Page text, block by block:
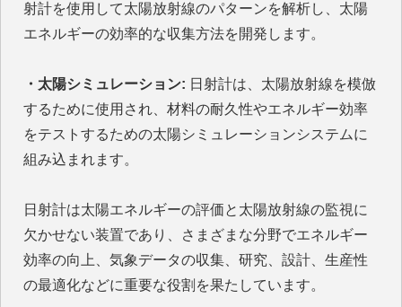
射計を使用して太陽放射線のパターンを解析し、太陽
エネルギーの効率的な収集方法を開発します。
・太陽シミュレーション: 日射計は、太陽放射線を模倣
するために使用され、材料の耐久性やエネルギー効率
をテストするための太陽シミュレーションシステムに
組み込まれます。
日射計は太陽エネルギーの評価と太陽放射線の監視に
欠かせない装置であり、さまざまな分野でエネルギー
効率の向上、気象データの収集、研究、設計、生産性
の最適化などに重要な役割を果たしています。